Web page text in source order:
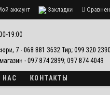
аккаунт Закладки
19:00
7 - 068 881 3632 Тир; 099 320
магазин - 097 874 2899; 097 874 4049
НАС КОНТАКТЫ